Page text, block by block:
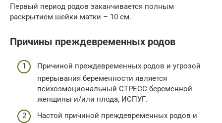
Первый период родов заканчивается полным
раскрытием шейки матки – 10 см.
Причины преждевременных родов
Причиной преждевременных родов и угрозой
прерывания беременности является
психоэмоциональный СТРЕСС беременной
женщины и/или плода, ИСПУГ.
Частой причиной преждевременных родов и